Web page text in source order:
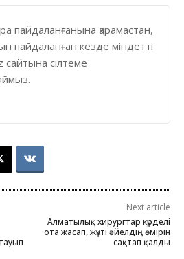
пайдаланғанына қарамастан,
пайдаланған кезде міндетті
сілтеме
Next article
Алматылық хирургтар күрделі
ота жасап, жүкті әйелдің өмірін
сақтап қалды